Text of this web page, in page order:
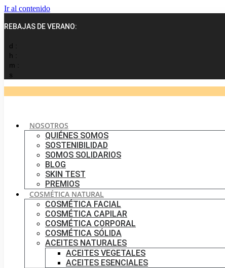
Ir al contenido
REBAJAS DE VERANO:
d :
h :
m :
s
NOSOTROS
QUIÉNES SOMOS
SOSTENIBILIDAD
SOMOS SOLIDARIOS
BLOG
SKIN TEST
PREMIOS
COSMÉTICA NATURAL
COSMÉTICA FACIAL
COSMÉTICA CAPILAR
COSMÉTICA CORPORAL
COSMÉTICA SÓLIDA
ACEITES NATURALES
ACEITES VEGETALES
ACEITES ESENCIALES